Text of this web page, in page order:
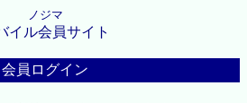
ノジマ
イル会員サイト
会員ログイン